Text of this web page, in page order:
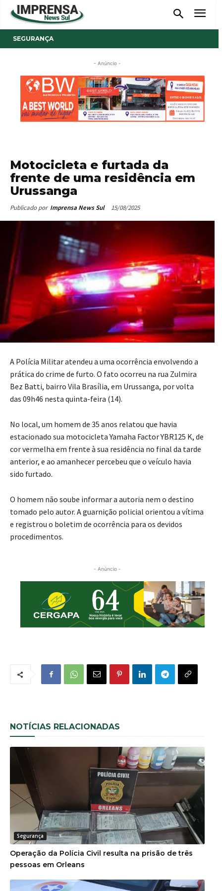
SEGURANÇA
- Anúncio -
Motocicleta e furtada da
frente de uma residência em
Urussanga
Publicado por Imprensa News Sul 15/08/2025
A Polícia Militar atendeu a uma ocorrência envolvendo a
prática do crime de furto. O fato ocorreu na rua Zulmira
Bez Batti, bairro Vila Brasília, em Urussanga, por volta
das 09h46 nesta quinta-feira (14).
No local, um homem de 35 anos relatou que havia
estacionado sua motocicleta Yamaha Factor YBR125 K, de
cor vermelha em frente à sua residência no final da tarde
anterior, e ao amanhecer percebeu que o veículo havia
sido furtado.
O homem não soube informar a autoria nem o destino
tomado pelo autor. A guarnição policial orientou a vítima
e registrou o boletim de ocorrência para os devidos
procedimentos.
- Anúncio -
NOTÍCIAS RELACIONADAS
Segurança
Operação da Polícia Civil resulta na prisão de três
pessoas em Orleans